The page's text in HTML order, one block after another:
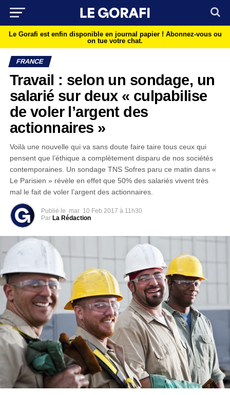
Le Gorafi est enfin disponible en journal papier ! Abonnez-vous ou
on tue votre chat.
FRANCE
Travail : selon un sondage, un
salarié sur deux « culpabilise
de voler l’argent des
actionnaires »
Voilà une nouvelle qui va sans doute faire taire tous ceux qui
pensent que l’éthique a complètement disparu de nos sociétés
contemporaines. Un sondage TNS Sofres paru ce matin dans «
Le Parisien » révèle en effet que 50% des salariés vivent très
mal le fait de voler l’argent des actionnaires.
Publié le mar 10 Feb 2017 à 11h30
Par La Rédaction